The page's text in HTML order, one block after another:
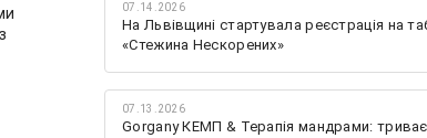
07.14.2026
На Львівщині стартувала реєстрація на
«Стежина Нескорених»
07.13.2026
Gorgany КЕМП & Терапія мандрами: триває